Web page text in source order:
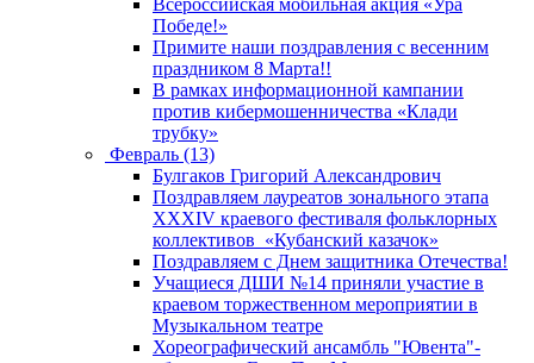
Победе!»
Примите наши поздравления с весенним
праздником 8 Марта!!
В рамках информационной кампании
против кибермошенничества «Клади
трубку»
Февраль (13)
Булгаков Григорий Александрович
Поздравляем лауреатов зонального этапа
XXXIV краевого фестиваля фольклорных
коллективов «Кубанский казачок»
Поздравляем с Днем защитника Отечества!
Учащиеся ДШИ №14 приняли участие в
краевом торжественном мероприятии в
Музыкальном театре
Хореографический ансамбль "Ювента"-